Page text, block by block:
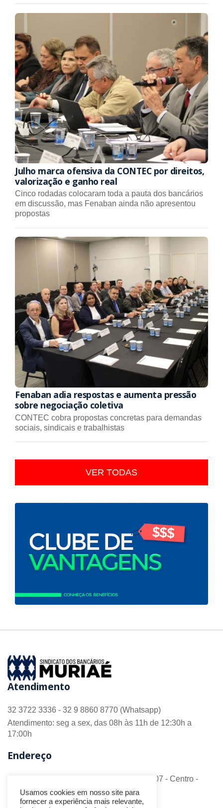
Julho marca ofensiva da CONTEC por direitos,
valorização e ganho real
Cinco rodadas colocaram toda a pauta dos bancários
em discussão, mas Fenaban ainda não apresentou
propostas
Fenaban adia respostas e aumenta pressão
sobre negociação coletiva
CONTEC cobra propostas concretas para demandas
sociais, sindicais e trabalhistas
VER TODAS
Atendimento
32 3722 3336 - 32 9 8860 8770 (Whatsapp)
Atendimento: seg a sex, das 08h às 11h de 12:30h a
17:00h
Endereço
R. Barão do Monte Alto nº 70 - Sala 306/307 - Centro -
CEP 36.880-018 - Muriaé/MG
Usamos cookies em nosso site para
fornecer a experiência mais relevante,